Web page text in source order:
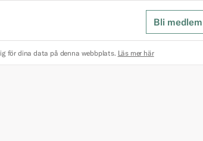
Bli medlem
för dina data på denna webbplats. Läs mer här